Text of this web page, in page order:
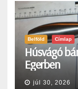
Belföld Címlap
Húsvágó
Egerben
júl 30, 2026